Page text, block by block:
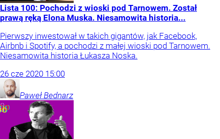
Lista 100: Pochodzi z wioski pod Tarnowem. Został
prawą ręką Elona Muska. Niesamowita historia...
Pierwszy inwestował w takich gigantów, jak Facebook,
Airbnb i Spotify, a pochodzi z małej wioski pod Tarnowem.
Niesamowita historia Łukasza Noska.
26 cze 2020 15:00
Paweł Bednarz